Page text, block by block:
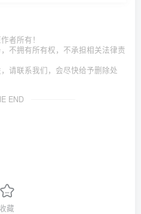
者所有！
不拥有所有权，不承担相关法律责
请联系我们，会尽快给予删除处
END
收藏